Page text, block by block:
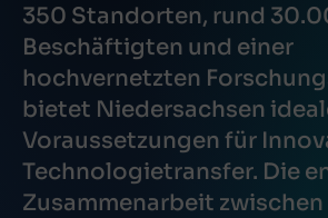
350 Standorten, rund
Beschäftigten und einer
hochvernetzten
bietet Niedersachsen
Voraussetzungen für
Technologietransfer. Die
Zusammenarbeit